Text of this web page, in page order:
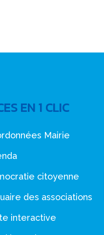
EN 1 CLIC
Mairie
citoyenne
des associations
interactive